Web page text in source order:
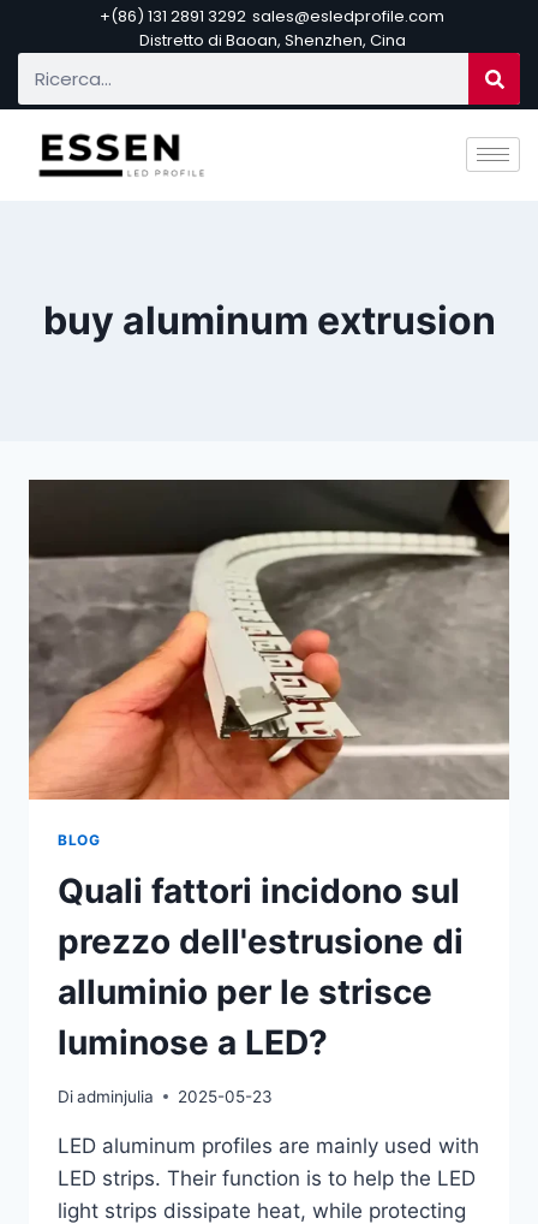
+(86) 131 2891 3292 sales@esledprofile.com
Distretto di Baoan, Shenzhen, Cina
buy aluminum extrusion
BLOG
Quali fattori incidono sul
prezzo dell'estrusione di
alluminio per le strisce
luminose a LED?
Diadminjulia 2025-05-23
LED aluminum profiles are mainly used with
LED strips. Their function is to help the LED
light strips dissipate heat, while protecting